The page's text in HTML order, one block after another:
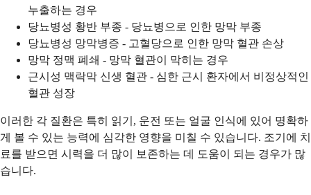
누출하는 경우
당뇨병성 황반 부종 - 당뇨병으로 인한 망막 부종
당뇨병성 망막병증 - 고혈당으로 인한 망막 혈관 손상
망막 정맥 폐쇄 - 망막 혈관이 막히는 경우
근시성 맥락막 신생 혈관 - 심한 근시 환자에서 비정상적인
혈관 성장
이러한 각 질환은 특히 읽기, 운전 또는 얼굴 인식에 있어 명확하
게 볼 수 있는 능력에 심각한 영향을 미칠 수 있습니다. 조기에 치
료를 받으면 시력을 더 많이 보존하는 데 도움이 되는 경우가 많
습니다.